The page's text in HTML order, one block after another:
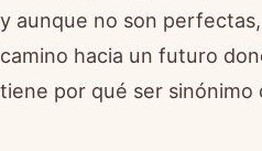
y aunque no son
camino hacia un futuro
tiene por qué ser sinónimo